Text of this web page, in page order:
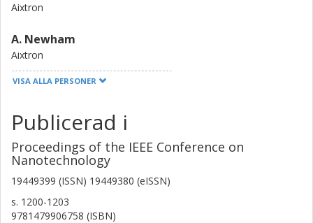
Aixtron
A. Newham
Aixtron
P. Greenwood
S. Buttress
Aixtron
M. T. Cole
Aixtron
VISA ALLA PERSONER
Publicerad i
Proceedings of the IEEE Conference on
Nanotechnology
19449399 (ISSN) 19449380 (eISSN)
s. 1200-1203
9781479906758 (ISBN)